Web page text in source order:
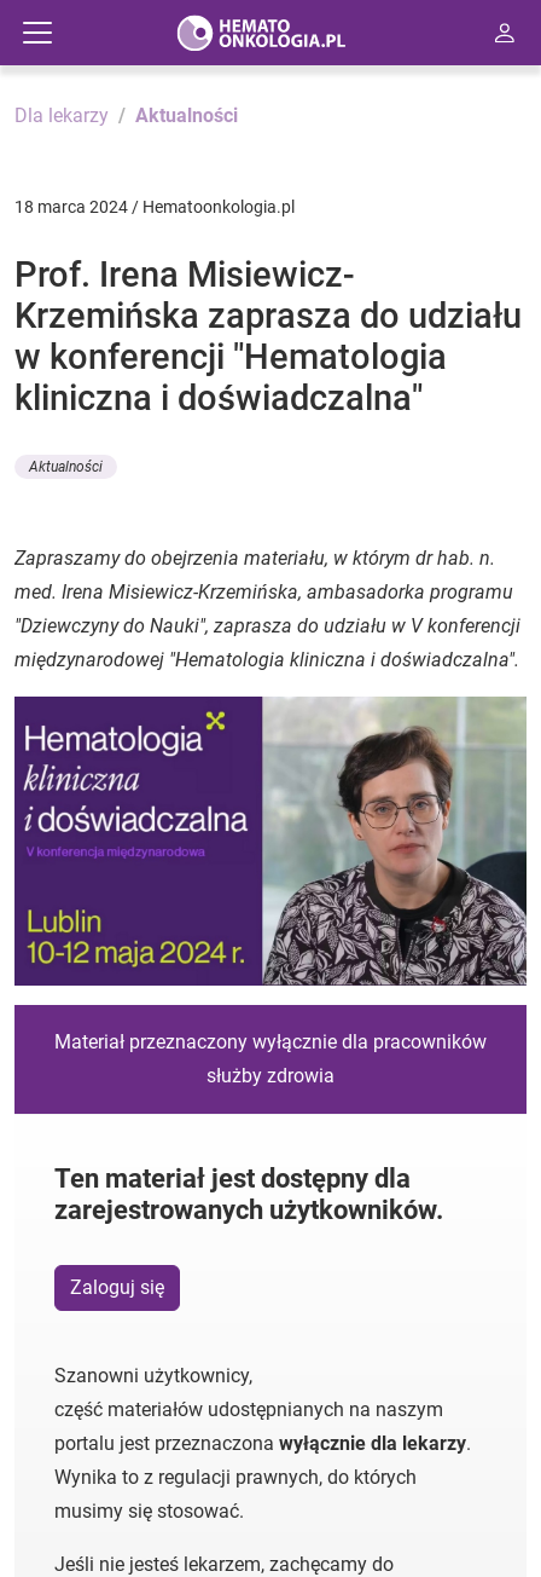
Dla lekarzy Aktualności
18 marca 2024 / Hematoonkologia.pl
Prof. Irena Misiewicz-
Krzemińska zaprasza do udziału
w konferencji "Hematologia
kliniczna i doświadczalna"
Aktualności
Zapraszamy do obejrzenia materiału, w którym dr hab. n.
med. Irena Misiewicz-Krzemińska, ambasadorka programu
"Dziewczyny do Nauki", zaprasza do udziału w V konferencji
międzynarodowej "Hematologia kliniczna i doświadczalna".
Materiał przeznaczony wyłącznie dla pracowników
służby zdrowia
Ten materiał jest dostępny dla
zarejestrowanych użytkowników.
Zaloguj się
Szanowni użytkownicy,
część materiałów udostępnianych na naszym
portalu jest przeznaczona wyłącznie dla lekarzy.
Wynika to z regulacji prawnych, do których
musimy się stosować.
Jeśli nie jesteś lekarzem, zachęcamy do